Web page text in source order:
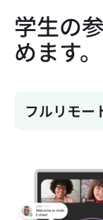
学生の
めます。
フルリモー